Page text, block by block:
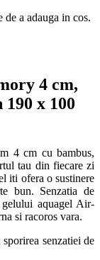
de a adauga in cos.
4 cm,
x 100
4 cm cu bambus,
tau din fiecare zi
iti ofera o sustinere
bun. Senzatia de
gelului aquagel Air-
si racoros vara.
senzatiei de